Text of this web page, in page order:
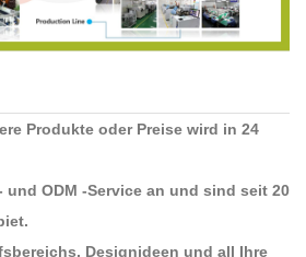
Produkte oder Preise wird in 24
und ODM -Service an und sind seit 20
Designideen und all Ihre